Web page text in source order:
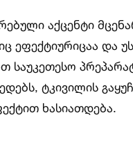
აქცენტი
ეფექტიურიცაა
საუკეთესო
ტკივილის
ხასიათდება.